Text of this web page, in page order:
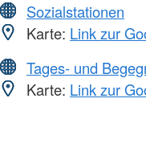
Sozialstationen
Karte: Link zur
Tages- und
Karte: Link zur